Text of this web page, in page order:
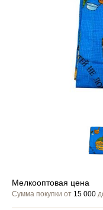
Мелкооптовая цена
Сумма покупки от 15 000